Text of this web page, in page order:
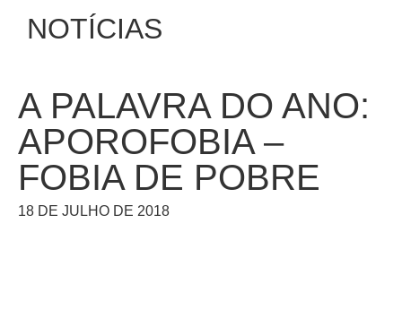
NOTÍCIAS
A PALAVRA DO ANO:
APOROFOBIA –
FOBIA DE POBRE
18 DE JULHO DE 2018